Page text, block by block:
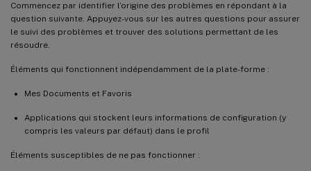
Commencez par identifier l’origine des problèmes en répondant à la
question suivante. Appuyez-vous sur les autres questions pour assurer
le suivi des problèmes et trouver des solutions permettant de les
résoudre.
Éléments qui fonctionnent indépendamment de la plate-forme :
Mes Documents et Favoris
Applications qui stockent leurs informations de configuration (y
compris les valeurs par défaut) dans le profil
Éléments susceptibles de ne pas fonctionner :